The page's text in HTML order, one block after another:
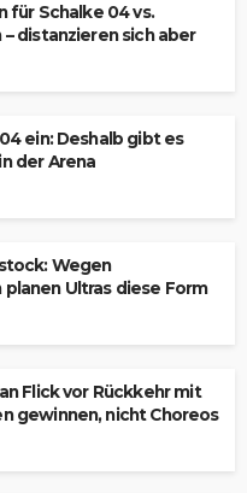
für Schalke 04 vs.
distanzieren sich aber
ein: Deshalb gibt es
der Arena
Wegen
planen Ultras diese Form
Flick vor Rückkehr mit
gewinnen, nicht Choreos